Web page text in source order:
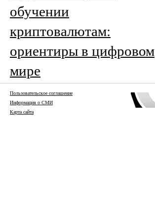
обучении
криптовалютам:
ориентиры в цифровом
мире
Пользовательское соглашение
Информация о СМИ
Карта сайта